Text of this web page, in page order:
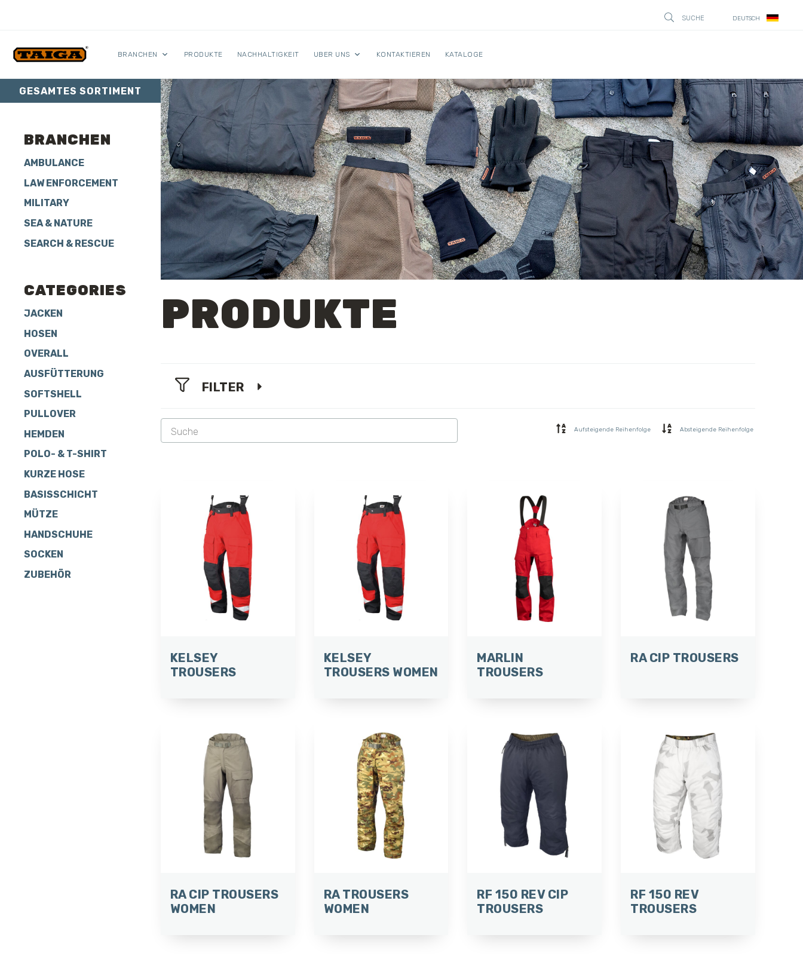
SUCHE DEUTSCH
BRANCHEN PRODUKTE NACHHALTIGKEIT UBER UNS KONTAKTIEREN KATALOGE
GESAMTES SORTIMENT
BRANCHEN
AMBULANCE
LAW ENFORCEMENT
MILITARY
SEA & NATURE
SEARCH & RESCUE
CATEGORIES
JACKEN
HOSEN
OVERALL
AUSFÜTTERUNG
SOFTSHELL
PULLOVER
HEMDEN
POLO- & T-SHIRT
KURZE HOSE
BASISSCHICHT
MÜTZE
HANDSCHUHE
SOCKEN
ZUBEHÖR
PRODUKTE
FILTER
Aufsteigende Reihenfolge Absteigende Reihenfolge
KELSEY
TROUSERS
KELSEY
TROUSERS WOMEN
MARLIN
TROUSERS
RA CIP TROUSERS
RA CIP TROUSERS
WOMEN
RA TROUSERS
WOMEN
RF 150 REV CIP
TROUSERS
RF 150 REV
TROUSERS